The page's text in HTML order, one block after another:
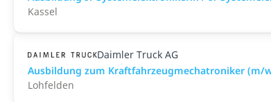
Kassel
Daimler Truck AG
Ausbildung zum Kraftfahrzeugmechatroniker (m/
Lohfelden